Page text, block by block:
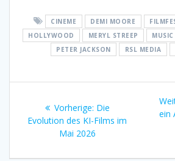
CINEME DEMI MOORE
HOLLYWOOD
MERYL STREEP
PETER JACKSON
RSL MEDIA
Vorherige: Vorheriger
Beitrag:
Die
Evolution des KI-Films im
Mai 2026
ein